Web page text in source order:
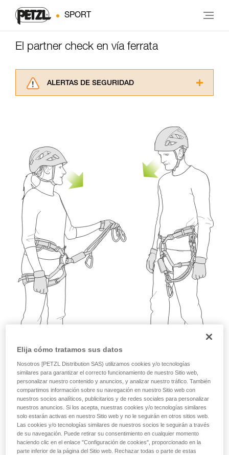
SPORT
El partner check en vía ferrata
ALERTAS DE SEGURIDAD
información de la ficha técnica para poder
comprender este complemento informativo.
Dominar estas técnicas requiere una formación
y un entrenamiento específico. Confirme a
través de un profesional su capacidad para
ejecutar estas técnicas, solo y con total
seguridad, antes de ejecutarlas de forma
autónoma.
Damos ejemplos de técnicas relacionadas con
su actividad. Pueden existir otras que no
describimos aquí.
Elija cómo tratamos sus datos
Nosotros [PETZL Distribution SAS) utilizamos cookies y/o tecnologías
similares para garantizar el correcto funcionamiento de nuestro Sitio web,
personalizar nuestro contenido y anuncios, y analizar nuestro tráfico. También
compartimos información sobre su navegación en nuestro Sitio web con
nuestros socios analíticos, publicitarios y de redes sociales para personalizar
nuestros anuncios. Si los acepta, nuestras cookies y/o tecnologías similares
solo estarán activas en nuestro Sitio web y no le seguirán en otros sitios web.
Las cookies y/o tecnologías similares de nuestros socios le seguirán a través
de su navegación. Puede retirar su consentimiento en cualquier momento
haciendo clic en el enlace "Configuración de cookies", proporcionado en la
parte inferior de la página del Sitio web. Rechazar todas o parte de estas